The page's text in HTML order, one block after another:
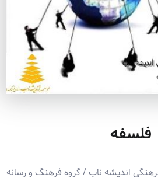
فلسفه
اندیشه ناب / گروه فرهنگ و رسانه